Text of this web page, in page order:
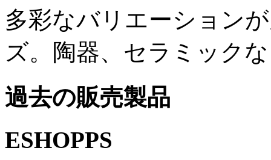
多彩なバリエーション
ズ。陶器、セラミック
過去の販売製品
ESHOPPS